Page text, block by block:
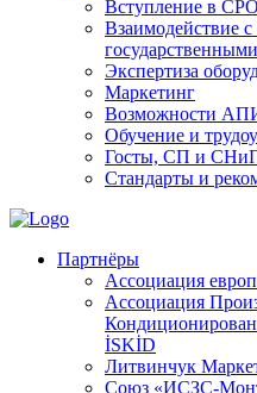
Вступление в СРО
Взаимодействие
Экспертиза
Маркетинг
Возможности
Обучение и
Госты, СП и
Стандарты и
Партнёры
Ассоциация
Aссоциация
İSKİD
Литвинчук
Союз «ИСЗС-